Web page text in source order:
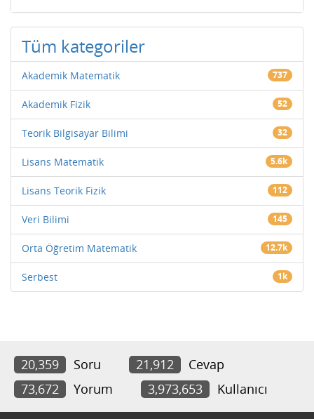
Tüm kategoriler
Akademik Matematik 737
Akademik Fizik 52
Teorik Bilgisayar Bilimi 32
Lisans Matematik 5.6k
Lisans Teorik Fizik 112
Veri Bilimi 145
Orta Öğretim Matematik 12.7k
Serbest 1k
20,359 Soru 21,912
Cevap
73,672
Yorum 3,973,653 Kullanıcı